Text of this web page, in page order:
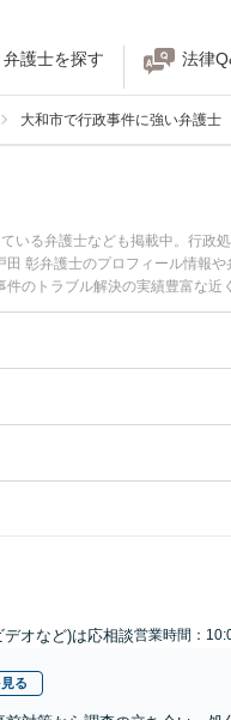
弁護士を探す 法律
大和市で行政事件に強い弁護士
る弁護士なども掲載中。行政
彰弁護士のプロフィール情報や
のトラブル解決の実績豊富な
めです。
オなど)は応相談営業時間：
る